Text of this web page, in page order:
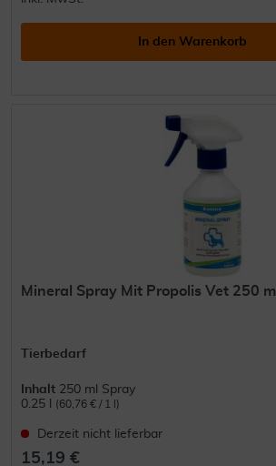
In den Warenkorb
Mineral Spray Mit Propolis Vet 250 ml
Tierbedarf
Inhalt 250 ml Spray
0.25 l
(60,76 € / 1 l)
Derzeit nicht lieferbar
15,19 €